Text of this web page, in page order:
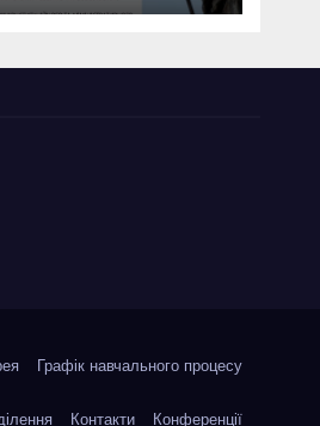
Графік навчального процесу
Контакти Конференції